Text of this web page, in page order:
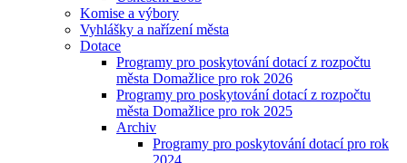
Komise a výbory
Vyhlášky a nařízení města
Dotace
Programy pro poskytování dotací z rozpočtu
města Domažlice pro rok 2026
Programy pro poskytování dotací z rozpočtu
města Domažlice pro rok 2025
Archiv
Programy pro poskytování dotací pro rok
2024